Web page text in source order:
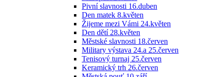
Pivní slavnosti 16.duben
Den matek 8.květen
Žijeme mezi Vámi 24.květen
Den dětí 28.květen
Městské slavnosti 18.červen
Military výstava 24.a 25.červen
Tenisový turnaj 25.červen
Keramický trh 26.červen